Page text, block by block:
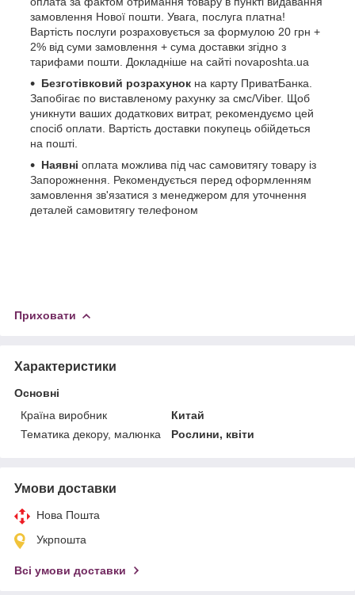
замовлення Нової пошти. Увага, послуга платна!
Вартість послуги розраховується за формулою 20 грн +
2% від суми замовлення + сума доставки згідно з
тарифами пошти. Докладніше на сайті novaposhta.ua
Безготівковий розрахунок на карту ПриватБанка.
Запобігає по виставленому рахунку за смс/Viber. Щоб
уникнути ваших додаткових витрат, рекомендуємо цей
спосіб оплати. Вартість доставки покупець обійдеться
на пошті.
Наявні оплата можлива під час самовитягу товару із
Запорожнення. Рекомендується перед оформленням
замовлення зв'язатися з менеджером для уточнення
деталей самовитягу телефоном
Приховати
Характеристики
Основні
Країна виробник
Китай
Тематика декору, малюнка
Рослини, квіти
Умови доставки
Нова Пошта
Укрпошта
Всі умови доставки